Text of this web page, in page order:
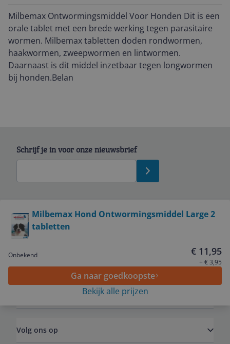
Milbemax Ontwormingsmiddel Voor Honden Dit is een
orale tablet met een brede werking tegen parasitaire
wormen. Milbemax tabletten doden rondwormen,
haakwormen, zweepwormen en lintwormen.
Daarnaast is dit middel inzetbaar tegen longwormen
bij honden.Belan
Milbemax Hond Ontwormingsmiddel Large 2
tabletten
Onbekend € 11,95
+ € 3,95
Ga naar goedkoopste
Bekijk alle prijzen
Schrijf je in voor onze nieuwsbrief
Service
Volg ons op